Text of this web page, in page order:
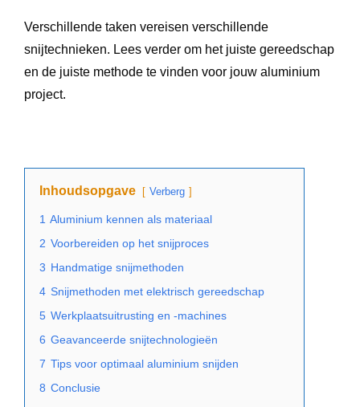
Verschillende taken vereisen verschillende
snijtechnieken. Lees verder om het juiste gereedschap
en de juiste methode te vinden voor jouw aluminium
project.
Inhoudsopgave Verberg
1 Aluminium kennen als materiaal
2 Voorbereiden op het snijproces
3 Handmatige snijmethoden
4 Snijmethoden met elektrisch gereedschap
5 Werkplaatsuitrusting en -machines
6 Geavanceerde snijtechnologieën
7 Tips voor optimaal aluminium snijden
8 Conclusie